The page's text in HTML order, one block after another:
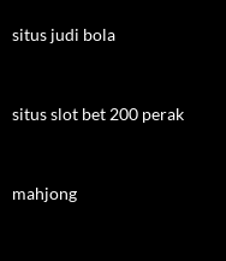
situs judi bola
situs slot bet 200 perak
mahjong